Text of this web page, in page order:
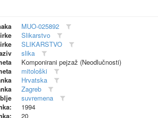
MUO-025892
Slikarstvo
SLIKARSTVO
slika
Komponirani pejzaž (Neodlučnosti)
mitološki
Hrvatska
Zagreb
suvremena
1994
20